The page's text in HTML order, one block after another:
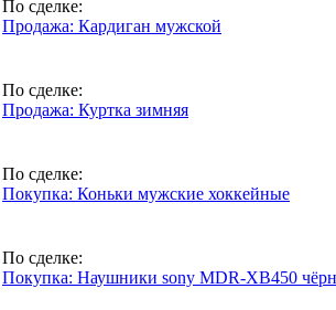
По сделке:
Продажа: Кардиган мужской
По сделке:
Продажа: Куртка зимняя
По сделке:
Покупка: Коньки мужские хоккейные
По сделке:
Покупка: Наушники sony MDR-XB450